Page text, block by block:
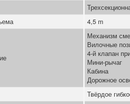
4,5 m
Механизм
Вилочные
4-й клапан
Мини-рычаг
Кабина
Дорожное
Твёрдое